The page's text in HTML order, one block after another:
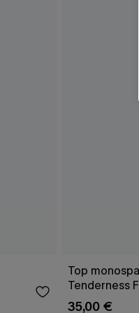
Top
Tenderness
35,00 €